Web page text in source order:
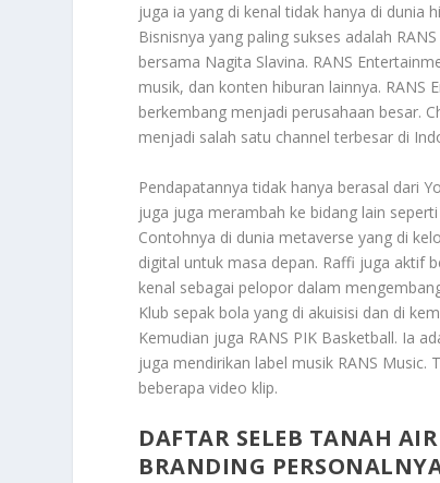
juga ia yang di kenal tidak hanya di dunia
Bisnisnya yang paling sukses adalah
bersama Nagita Slavina. RANS
musik, dan konten hiburan lainnya. RANS
berkembang menjadi perusahaan besar.
menjadi salah satu channel terbesar di
Pendapatannya tidak hanya berasal dari
juga juga merambah ke bidang lain
Contohnya di dunia metaverse yang di
digital untuk masa depan. Raffi juga aktif
kenal sebagai pelopor dalam
Klub sepak bola yang di akuisisi dan di
Kemudian juga RANS PIK Basketball. Ia
juga mendirikan label musik RANS
beberapa video klip.
DAFTAR SELEB TANAH
BRANDING